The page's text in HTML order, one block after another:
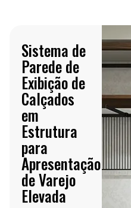
Sistema de
Parede de
Exibição de
Calçados
em
Estrutura
para
Apresentação
de Varejo
Elevada